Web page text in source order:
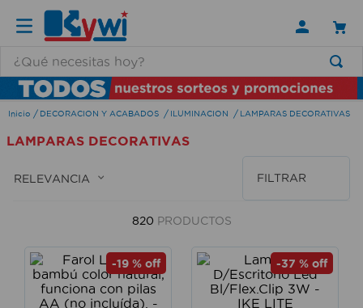
DECORACION Y ACABADOS ILUMINACION LAMPARAS DECORATIVAS
LAMPARAS DECORATIVAS
RELEVANCIA FILTRAR
820 PRODUCTOS
-19 % off -37 % off
TÉRMINOS MÁS BUSCADOS
1.
lamparas
2.
ducha
3.
silla
escritorio
cerradura